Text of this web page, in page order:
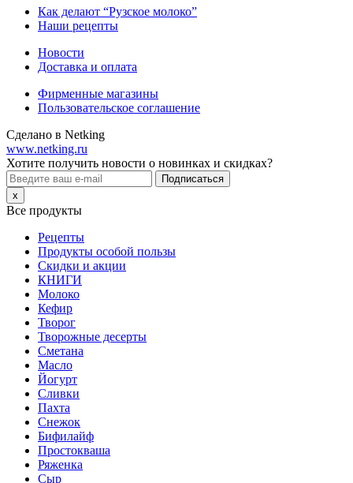
Как делают “Рузское молоко”
Наши рецепты
Новости
Доставка и оплата
Фирменные магазины
Пользовательское соглашение
Сделано в Netking
www.netking.ru
Хотите получить новости о новинках и скидках?
Подписаться
x
Все продукты
Рецепты
Продукты особой пользы
Скидки и акции
КНИГИ
Молоко
Кефир
Творог
Творожные десерты
Сметана
Масло
Йогурт
Сливки
Пахта
Снежок
Бифилайф
Простокваша
Ряженка
Сыр